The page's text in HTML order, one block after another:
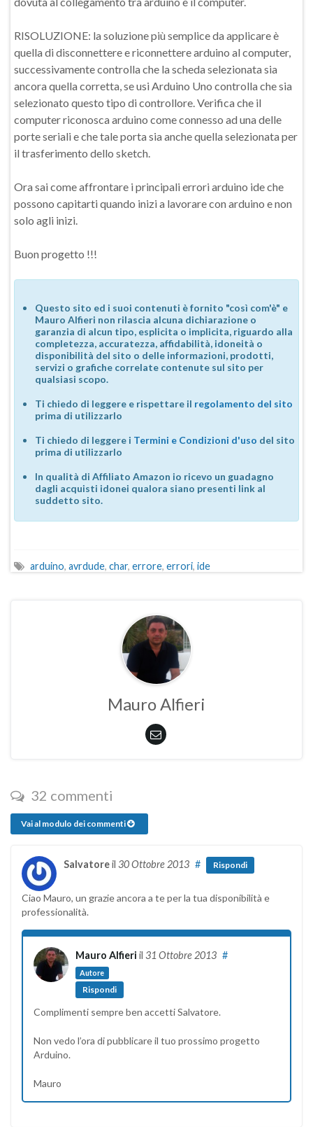
RISOLUZIONE: la soluzione più semplice da applicare è
quella di disconnettere e riconnettere arduino al computer,
successivamente controlla che la scheda selezionata sia
ancora quella corretta, se usi Arduino Uno controlla che sia
selezionato questo tipo di controllore. Verifica che il
computer riconosca arduino come connesso ad una delle
porte seriali e che tale porta sia anche quella selezionata per
il trasferimento dello sketch.
Ora sai come affrontare i principali errori arduino ide che
possono capitarti quando inizi a lavorare con arduino e non
solo agli inizi.
Buon progetto !!!
Questo sito ed i suoi contenuti è fornito "così com'è" e
Mauro Alfieri non rilascia alcuna dichiarazione o
garanzia di alcun tipo, esplicita o implicita, riguardo alla
completezza, accuratezza, affidabilità, idoneità o
disponibilità del sito o delle informazioni, prodotti,
servizi o grafiche correlate contenute sul sito per
qualsiasi scopo.
Ti chiedo di leggere e rispettare il regolamento del sito
prima di utilizzarlo
Ti chiedo di leggere i Termini e Condizioni d'uso del sito
prima di utilizzarlo
In qualità di Affiliato Amazon io ricevo un guadagno
dagli acquisti idonei qualora siano presenti link al
suddetto sito.
arduino, avrdude, char, errore, errori, ide
Mauro Alfieri
32 commenti
Vai al modulo dei commenti
Salvatoreil 30 Ottobre 2013 # Rispondi
Ciao Mauro, un grazie ancora a te per la tua disponibilità e
professionalità.
Mauro Alfieri il 31 Ottobre 2013
Autore
#
Rispondi
Complimenti sempre ben accetti Salvatore.
Non vedo l’ora di pubblicare il tuo prossimo progetto
Arduino.
Mauro